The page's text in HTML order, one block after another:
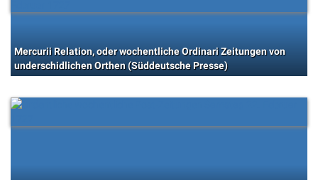
Mercurii Relation, oder wochentliche Ordinari Zeitungen von
underschidlichen Orthen (Süddeutsche Presse)